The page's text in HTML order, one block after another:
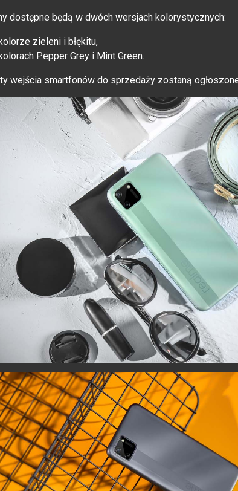
dostępne będą w dwóch wersjach kolorystycznych:
zieleni i błękitu,
Pepper Grey i Mint Green.
wejścia smartfonów do sprzedaży zostaną